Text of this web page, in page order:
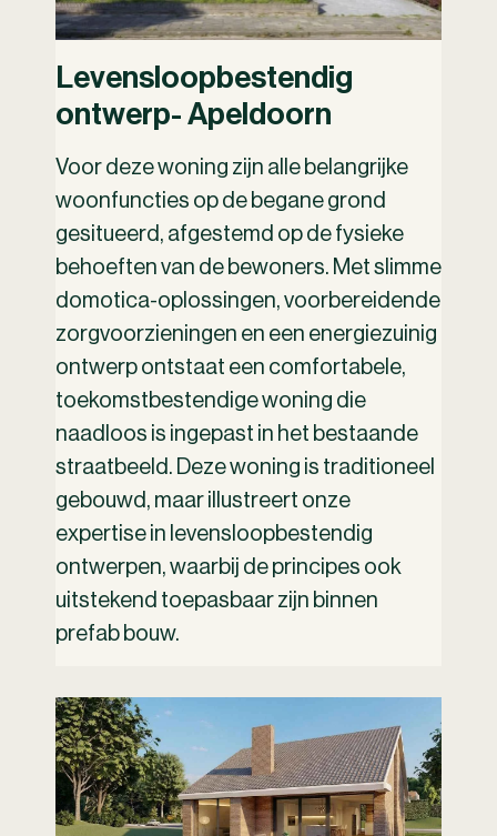
Levensloopbestendig
ontwerp- Apeldoorn
Voor deze woning zijn alle belangrijke
woonfuncties op de begane grond
gesitueerd, afgestemd op de fysieke
behoeften van de bewoners. Met slimme
domotica-oplossingen, voorbereidende
zorgvoorzieningen en een energiezuinig
ontwerp ontstaat een comfortabele,
toekomstbestendige woning die
naadloos is ingepast in het bestaande
straatbeeld. Deze woning is traditioneel
gebouwd, maar illustreert onze
expertise in levensloopbestendig
ontwerpen, waarbij de principes ook
uitstekend toepasbaar zijn binnen
prefab bouw.